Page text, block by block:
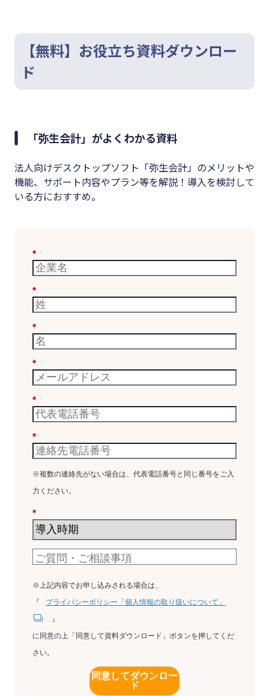
【無料】お役立ち資料ダウンロー
ド
「弥生会計」がよくわかる資料
法人向けデスクトップソフト「弥生会計」のメリットや
機能、サポート内容やプラン等を解説！導入を検討して
いる方におすすめ。
*
*
*
*
*
*
※複数の連絡先がない場合は、代表電話番号と同じ番号をご入
力ください。
*
※上記内容でお申し込みされる場合は、
『
プライバシーポリシー「個人情報の取り扱いについて」
』
に同意の上「同意して資料ダウンロード」ボタンを押してくだ
さい。
同意してダウンロー
ド